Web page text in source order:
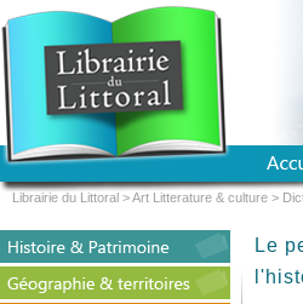
Le
Librairie du Littoral >Art Litterature & culture >